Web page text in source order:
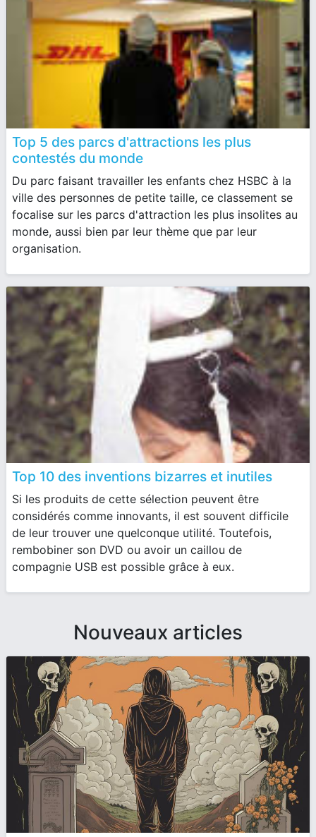
Top 5 des parcs d'attractions les plus
contestés du monde
Du parc faisant travailler les enfants chez HSBC à la
ville des personnes de petite taille, ce classement se
focalise sur les parcs d'attraction les plus insolites au
monde, aussi bien par leur thème que par leur
organisation.
Top 10 des inventions bizarres et inutiles
Si les produits de cette sélection peuvent être
considérés comme innovants, il est souvent difficile
de leur trouver une quelconque utilité. Toutefois,
rembobiner son DVD ou avoir un caillou de
compagnie USB est possible grâce à eux.
Nouveaux articles